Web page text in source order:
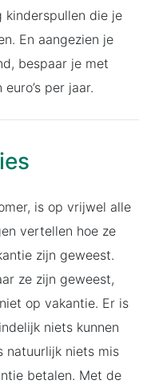
kinderspullen die je
En aangezien je
bespaar je met
per jaar.
is op vrijwel alle
vertellen hoe ze
zijn geweest.
ze zijn geweest,
op vakantie. Er is
niets kunnen
natuurlijk niets mis
betalen. Met de